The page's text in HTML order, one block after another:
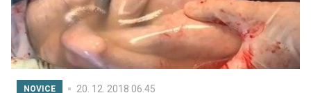
NOVICE 20. 12. 2018 06.45